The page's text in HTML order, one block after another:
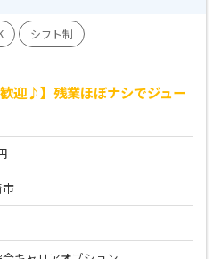
シフト制
迎♪】残業ほぼナシでジュー
市